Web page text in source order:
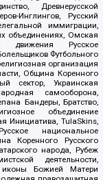
Древнерусской
Инглингов, Русский
иммиграции,
объединениях, Омская
движения Русское
Футбольного
организация
Община Коренного
сектор, Украинская
самооборона,
Бандеры, Братство,
объединение
Инициатива, TulaSkins,
национальное
Коренного Русского
народа, Рубеж
деятельности,
Божией Матери